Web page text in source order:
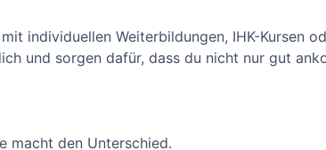
individuellen Weiterbildungen, IHK-Kursen
und sorgen dafür, dass du nicht nur gut
macht den Unterschied.